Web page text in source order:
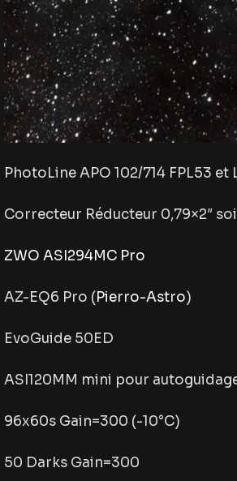
PhotoLine APO 102/714 FPL53
Correcteur Réducteur 0,79×2″
ZWO ASI294MC Pro
AZ-EQ6 Pro (Pierro-Astro)
EvoGuide 50ED
ASI120MM mini pour
96x60s Gain=300 (-10°C)
50 Darks Gain=300